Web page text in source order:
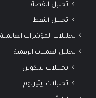
تحليل الفضة
تحليل النفط
تحليلات المؤشرات العالمية
تحليل العملات الرقمية
تحليلات بيتكوين
تحليلات إيثيريوم